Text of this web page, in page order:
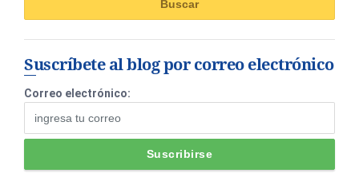
Suscríbete al blog por correo electrónico
Correo electrónico: